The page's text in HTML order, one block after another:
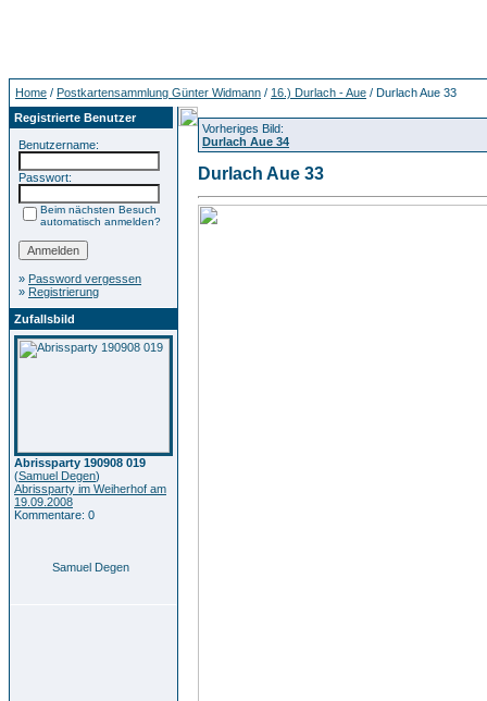
Home / Postkartensammlung Günter Widmann / 16.) Durlach - Aue / Durlach Aue 33
Registrierte Benutzer
Benutzername:
Passwort:
Beim nächsten Besuch
automatisch anmelden?
» Password vergessen
» Registrierung
Zufallsbild
Abrissparty 190908 019
(Samuel Degen)
Abrissparty im Weiherhof am
19.09.2008
Kommentare: 0
Samuel Degen
Vorheriges Bild:
Durlach Aue 34
Durlach Aue 33